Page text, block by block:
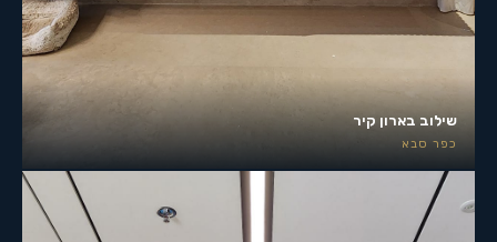
שילוב בארון קיר
כפר סבא